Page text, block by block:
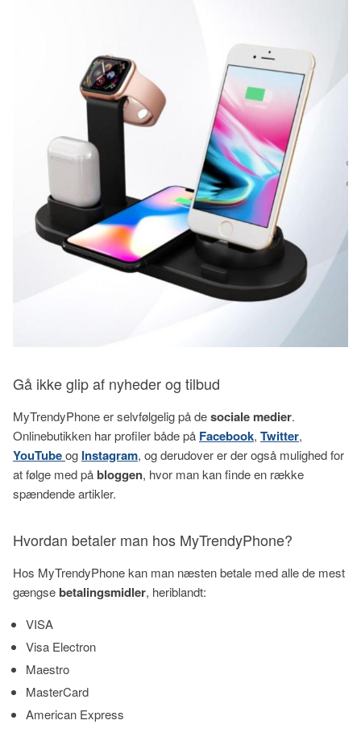
Gå ikke glip af nyheder og tilbud
MyTrendyPhone er selvfølgelig på desociale medier.
Onlinebutikken har profiler både på Facebook, Twitter,
YouTubeog Instagram, og derudover er der også mulighed for
at følge med på bloggen, hvor man kan finde en række
spændende artikler.
Hvordan betaler man hos MyTrendyPhone?
Hos MyTrendyPhone kan man næsten betale med alle de mest
gængse betalingsmidler, heriblandt:
VISA
Visa Electron
Maestro
MasterCard
American Express